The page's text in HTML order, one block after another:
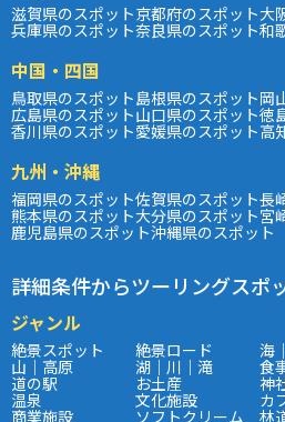
滋賀県のスポット京都府のスポット大
兵庫県のスポット奈良県のスポット和
中国・四国
鳥取県のスポット島根県のスポット岡
広島県のスポット山口県のスポット徳
香川県のスポット愛媛県のスポット高
九州・沖縄
福岡県のスポット佐賀県のスポット長
熊本県のスポット大分県のスポット宮
鹿児島県のスポット沖縄県のスポット
詳細条件からツーリングスポ
ジャンル
絶景スポット 絶景ロード 海
山｜高原 湖｜川｜滝 食
道の駅 お土産 神
温泉 文化施設 カ
商業施設 ソフトクリーム 林